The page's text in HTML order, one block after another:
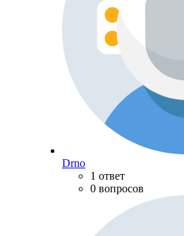
Drno
1 ответ
0 вопросов